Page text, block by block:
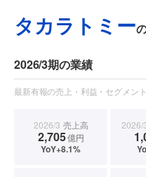
タカラトミー
2026/3期の業績
最新有報の売上・利益・セグメン
2026/3 売上高
2,705億円
YoY+8.1%
2026/